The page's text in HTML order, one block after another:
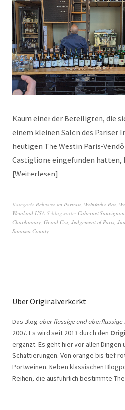
Kaum einer der Beteiligten, die
einem kleinen Salon des Pariser
heutigen The Westin Paris-
Castiglione eingefunden
Weiterlesen
Kategorie Rebsorte im Portrait, Weinfarbe Rot,
Weinland USA Schlagwörter Cabernet
Chardonnay, Grand Cru, Judgement of Paris,
Sonoma County
Über Originalverkorkt
Das Blog über flüssige und überflüssige
2007. Es wird seit 2013 durch den
ergänzt. Es geht hier vor allen Dingen
Schattierungen. Von orange bis tief
Portweinen. Neben klassischen
Reihen, die ausführlich bestimmte